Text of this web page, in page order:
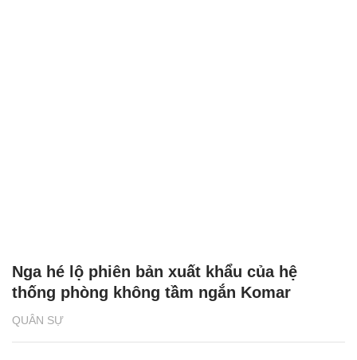
QUÂN SỰ
Nga hé lộ phiên bản xuất khẩu của hệ
thống phòng không tầm ngắn Komar